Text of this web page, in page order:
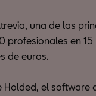
una de las
profesionales en
de euros.
el software